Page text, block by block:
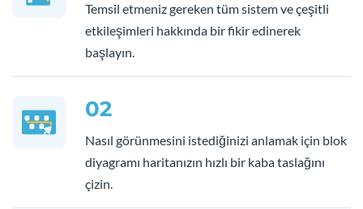
Temsil etmeniz gereken tüm sistem ve çeşitli
etkileşimleri hakkında bir fikir edinerek
başlayın.
02
Nasıl görünmesini istediğinizi anlamak için blok
diyagramı haritanızın hızlı bir kaba taslağını
çizin.